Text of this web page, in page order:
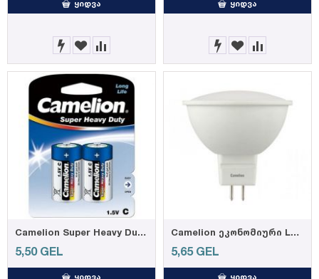
ᲧᲘᲓᲕᲐ ᲧᲘᲓᲕᲐ
Camelion Super Heavy Duty, Blue C, 2-pc blister
5,50 GEL
ᲧᲘᲓᲕᲐ
Camelion ეკონომიური LED ნათურა Energy Saving LED Bulbs - 7W/Warmlight/ LED7-JCDR/830/GU5.3
5,65 GEL
ᲧᲘᲓᲕᲐ